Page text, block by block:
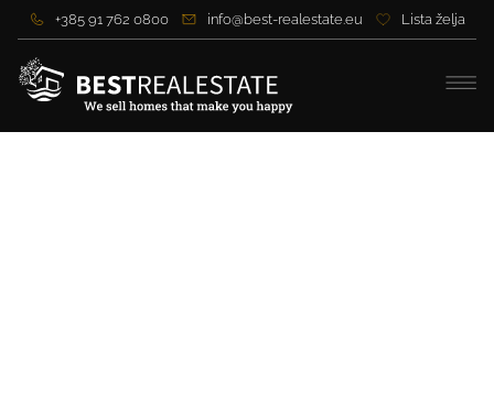
+385 91 762 0800 info@best-realestate.eu Lista želja